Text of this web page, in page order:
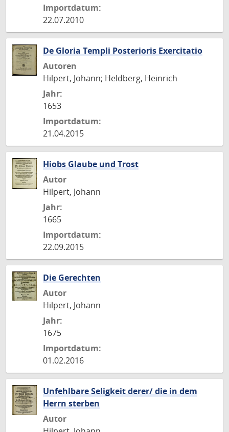
Importdatum:
22.07.2010
De Gloria Templi Posterioris Exercitatio
Autoren
Hilpert, Johann; Heldberg, Heinrich
Jahr:
1653
Importdatum:
21.04.2015
Hiobs Glaube und Trost
Autor
Hilpert, Johann
Jahr:
1665
Importdatum:
22.09.2015
Die Gerechten
Autor
Hilpert, Johann
Jahr:
1675
Importdatum:
01.02.2016
Unfehlbare Seligkeit derer/ die in dem
Herrn sterben
Autor